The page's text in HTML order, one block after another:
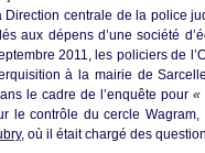
centrale de la police
aux dépens d’une société
2011, les policiers de
à la mairie de
le cadre de l’enquête pour «
le contrôle du cercle Wagram,
, où il était chargé des